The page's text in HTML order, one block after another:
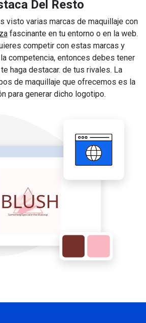
Del Resto
visto varias marcas de maquillaje con
fascinante en tu entorno o en la web.
competir con estas marcas y
competencia, entonces debes tener
haga destacar. de tus rivales. La
de maquillaje que ofrecemos es la
para generar dicho logotipo.